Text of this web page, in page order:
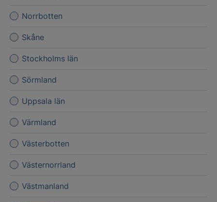
Norrbotten
Skåne
Stockholms län
Sörmland
Uppsala län
Värmland
Västerbotten
Västernorrland
Västmanland